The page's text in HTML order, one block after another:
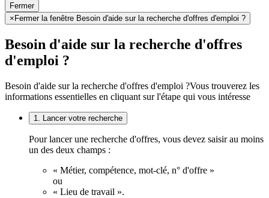
Fermer
× Fermer la fenêtre Besoin d'aide sur la recherche d'offres d'emploi ?
Besoin d'aide sur la recherche d'offres
d'emploi ?
Besoin d'aide sur la recherche d'offres d'emploi ?Vous trouverez les
informations essentielles en cliquant sur l'étape qui vous intéresse
1. Lancer votre recherche
Pour lancer une recherche d'offres, vous devez saisir au moins
un des deux champs :
« Métier, compétence, mot-clé, n° d'offre »
ou
« Lieu de travail ».